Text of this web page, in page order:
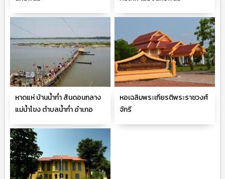
หาดแห่ บ้านน้ำก่ำ สันดอนกลาง
แม่น้ำโขง ตำบลน้ำก่ำ อำเภอ
ธาตุพนม
หอเฉลิมพระเกียรติพระราชวงศ์
จักรี